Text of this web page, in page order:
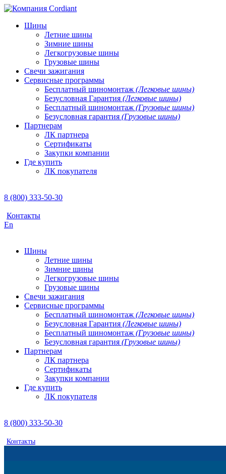
Шины
Летние шины
Зимние шины
Легкогрузовые шины
Грузовые шины
Свечи зажигания
Сервисные программы
Бесплатный шиномонтаж (Легковые шины)
Безусловная Гарантия (Легковые шины)
Бесплатный шиномонтаж (Грузовые шины)
Безусловная гарантия (Грузовые шины)
Партнерам
ЛК партнера
Сертификаты
Закупки компании
Где купить
ЛК покупателя
8 (800) 333-50-30
Контакты
En
Шины
Летние шины
Зимние шины
Легкогрузовые шины
Грузовые шины
Свечи зажигания
Сервисные программы
Бесплатный шиномонтаж (Легковые шины)
Безусловная Гарантия (Легковые шины)
Бесплатный шиномонтаж (Грузовые шины)
Безусловная гарантия (Грузовые шины)
Партнерам
ЛК партнера
Сертификаты
Закупки компании
Где купить
ЛК покупателя
8 (800) 333-50-30
Контакты